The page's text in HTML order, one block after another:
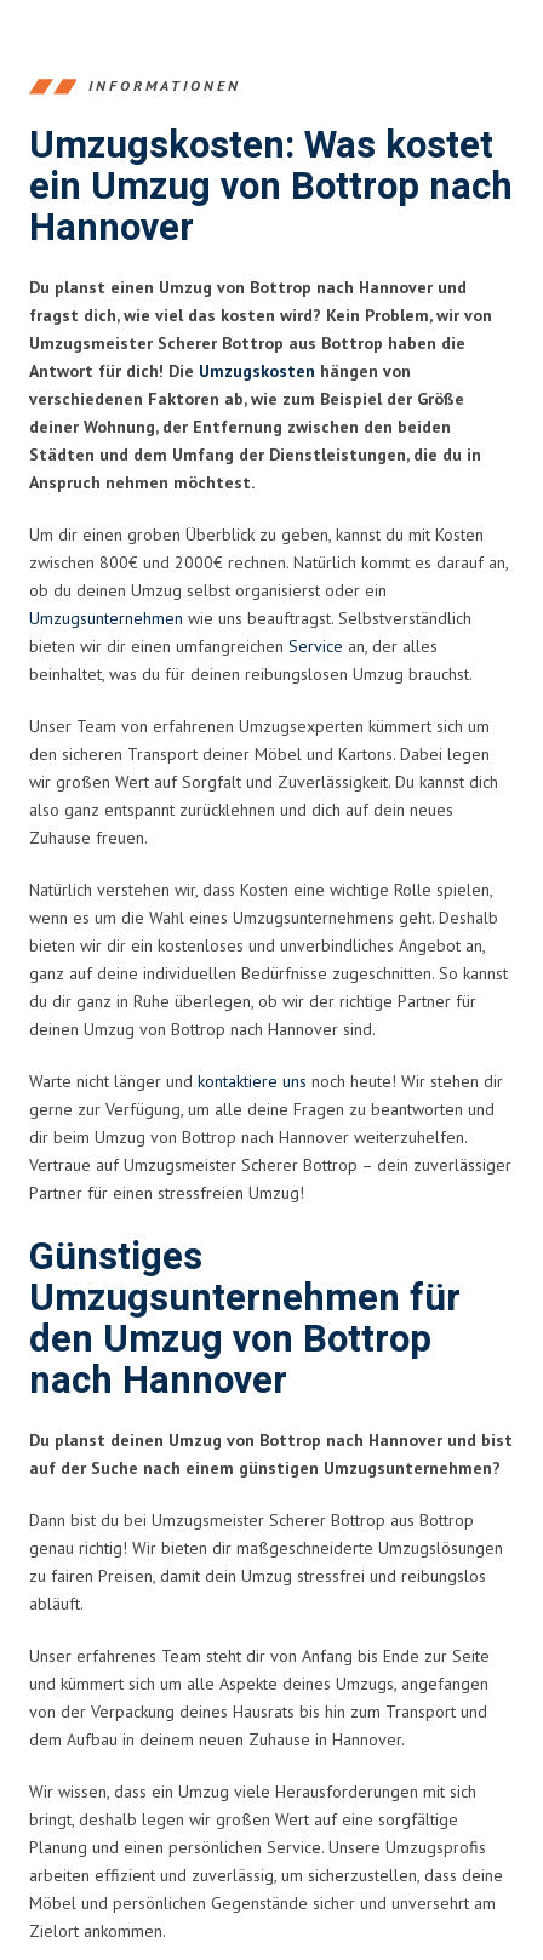
INFORMATIONEN
Umzugskosten: Was kostet
ein Umzug von Bottrop nach
Hannover
Du planst einen Umzug von Bottrop nach Hannover und
fragst dich, wie viel das kosten wird? Kein Problem, wir von
Umzugsmeister Scherer Bottrop aus Bottrop haben die
Antwort für dich! Die Umzugskosten hängen von
verschiedenen Faktoren ab, wie zum Beispiel der Größe
deiner Wohnung, der Entfernung zwischen den beiden
Städten und dem Umfang der Dienstleistungen, die du in
Anspruch nehmen möchtest.
Um dir einen groben Überblick zu geben, kannst du mit Kosten
zwischen 800€ und 2000€ rechnen. Natürlich kommt es darauf an,
ob du deinen Umzug selbst organisierst oder ein
Umzugsunternehmen wie uns beauftragst. Selbstverständlich
bieten wir dir einen umfangreichen Service an, der alles
beinhaltet, was du für deinen reibungslosen Umzug brauchst.
Unser Team von erfahrenen Umzugsexperten kümmert sich um
den sicheren Transport deiner Möbel und Kartons. Dabei legen
wir großen Wert auf Sorgfalt und Zuverlässigkeit. Du kannst dich
also ganz entspannt zurücklehnen und dich auf dein neues
Zuhause freuen.
Natürlich verstehen wir, dass Kosten eine wichtige Rolle spielen,
wenn es um die Wahl eines Umzugsunternehmens geht. Deshalb
bieten wir dir ein kostenloses und unverbindliches Angebot an,
ganz auf deine individuellen Bedürfnisse zugeschnitten. So kannst
du dir ganz in Ruhe überlegen, ob wir der richtige Partner für
deinen Umzug von Bottrop nach Hannover sind.
Warte nicht länger und kontaktiere uns noch heute! Wir stehen dir
gerne zur Verfügung, um alle deine Fragen zu beantworten und
dir beim Umzug von Bottrop nach Hannover weiterzuhelfen.
Vertraue auf Umzugsmeister Scherer Bottrop – dein zuverlässiger
Partner für einen stressfreien Umzug!
Günstiges
Umzugsunternehmen für
den Umzug von Bottrop
nach Hannover
Du planst deinen Umzug von Bottrop nach Hannover und bist
auf der Suche nach einem günstigen Umzugsunternehmen?
Dann bist du bei Umzugsmeister Scherer Bottrop aus Bottrop
genau richtig! Wir bieten dir maßgeschneiderte Umzugslösungen
zu fairen Preisen, damit dein Umzug stressfrei und reibungslos
abläuft.
Unser erfahrenes Team steht dir von Anfang bis Ende zur Seite
und kümmert sich um alle Aspekte deines Umzugs, angefangen
von der Verpackung deines Hausrats bis hin zum Transport und
dem Aufbau in deinem neuen Zuhause in Hannover.
Wir wissen, dass ein Umzug viele Herausforderungen mit sich
bringt, deshalb legen wir großen Wert auf eine sorgfältige
Planung und einen persönlichen Service. Unsere Umzugsprofis
arbeiten effizient und zuverlässig, um sicherzustellen, dass deine
Möbel und persönlichen Gegenstände sicher und unversehrt am
Zielort ankommen.